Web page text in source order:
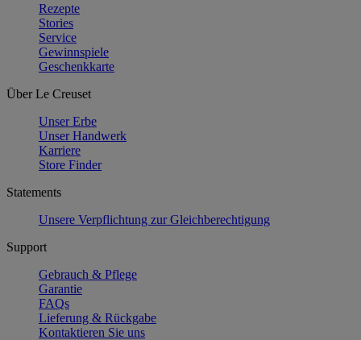
Rezepte
Stories
Service
Gewinnspiele
Geschenkkarte
Über Le Creuset
Unser Erbe
Unser Handwerk
Karriere
Store Finder
Statements
Unsere Verpflichtung zur Gleichberechtigung
Support
Gebrauch & Pflege
Garantie
FAQs
Lieferung & Rückgabe
Kontaktieren Sie uns